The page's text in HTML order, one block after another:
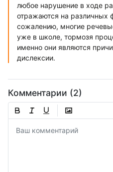
любое нарушение в ходе
отражаются на различных
сожалению, многие
уже в школе, тормозя
именно они являются
дислексии.
Комментарии (2)